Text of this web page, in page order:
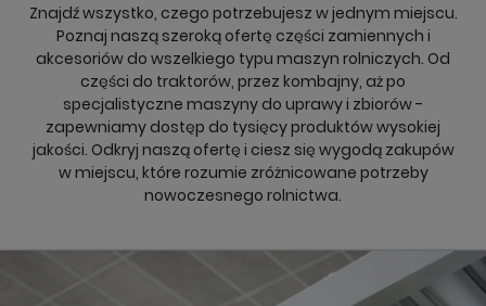
Znajdź wszystko, czego potrzebujesz w jednym miejscu.
Poznaj naszą szeroką ofertę części zamiennych i
akcesoriów do wszelkiego typu maszyn rolniczych. Od
części do traktorów, przez kombajny, aż po
specjalistyczne maszyny do uprawy i zbiorów -
zapewniamy dostęp do tysięcy produktów wysokiej
jakości. Odkryj naszą ofertę i ciesz się wygodą zakupów
w miejscu, które rozumie zróżnicowane potrzeby
nowoczesnego rolnictwa.